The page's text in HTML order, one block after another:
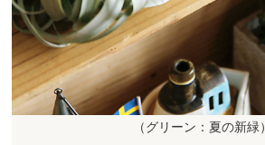
（グリーン：夏の新緑）